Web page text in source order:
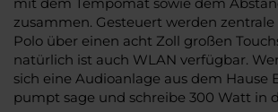
zusammen. Gesteuert werden
Polo über einen acht Zoll großen
natürlich ist auch WLAN verfügbar.
sich eine Audioanlage aus dem Hause
pumpt sage und schreibe 300 Watt in